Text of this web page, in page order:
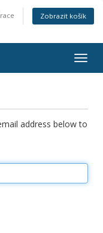
Zobrazit košík
address below to